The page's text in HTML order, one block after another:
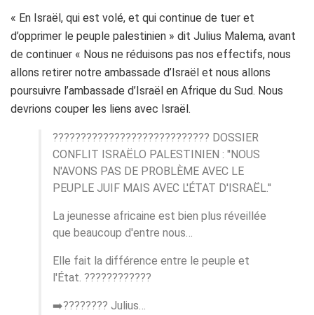
« En Israël, qui est volé, et qui continue de tuer et
d’opprimer le peuple palestinien » dit Julius Malema, avant
de continuer « Nous ne réduisons pas nos effectifs, nous
allons retirer notre ambassade d’Israël et nous allons
poursuivre l’ambassade d’Israël en Afrique du Sud. Nous
devrions couper les liens avec Israël.
????????????????????????️???? DOSSIER
CONFLIT ISRAËLO PALESTINIEN : ''NOUS
N'AVONS PAS DE PROBLÈME AVEC LE
PEUPLE JUIF MAIS AVEC L'ÉTAT D'ISRAËL.''
La jeunesse africaine est bien plus réveillée
que beaucoup d'entre nous…
Elle fait la différence entre le peuple et
l'État. ????????????
➡️???????? Julius…